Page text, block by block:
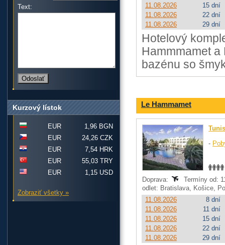
11.08.2026
15 dní
11.08.2026
22 dní
11.08.2026
29 dní
Hotelový
Hammmamet
bazénu so
Le Hammamet
-
Doprava:
Termíny od:
odlet: Bratislava, Košice,
11.08.2026
8 dní
11.08.2026
11 dní
11.08.2026
15 dní
11.08.2026
22 dní
11.08.2026
29 dní
Text:
Kurzový lístok
EUR
1,96 BGN
EUR
24,26 CZK
EUR
7,54 HRK
EUR
55,03 TRY
EUR
1,15 USD
Zobraziť všetky »